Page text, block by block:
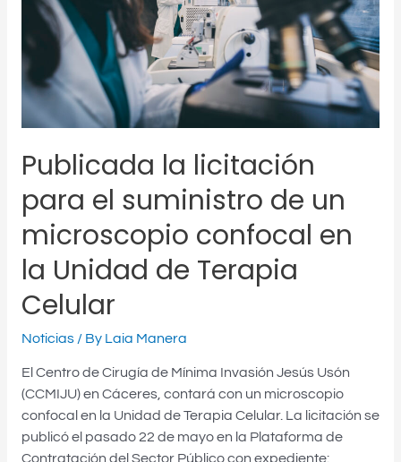
Publicada la licitación
para el suministro de un
microscopio confocal en
la Unidad de Terapia
Celular
Noticias/ By Laia Manera
El Centro de Cirugía de Mínima Invasión Jesús Usón
(CCMIJU) en Cáceres, contará con un microscopio
confocal en la Unidad de Terapia Celular. La licitación se
publicó el pasado 22 de mayo en la Plataforma de
Contratación del Sector Público con expediente:
suministro
un
microscopio
confocal
Unidad
de
Terapia
Celular